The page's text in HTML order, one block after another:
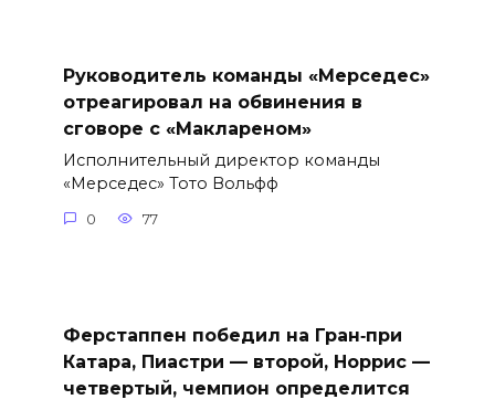
Руководитель команды «Мерседес»
отреагировал на обвинения в
сговоре с «Маклареном»
Исполнительный директор команды
«Мерседес» Тото Вольфф
0 77
Ферстаппен победил на Гран‑при
Катара, Пиастри — второй, Норрис —
четвертый, чемпион определится